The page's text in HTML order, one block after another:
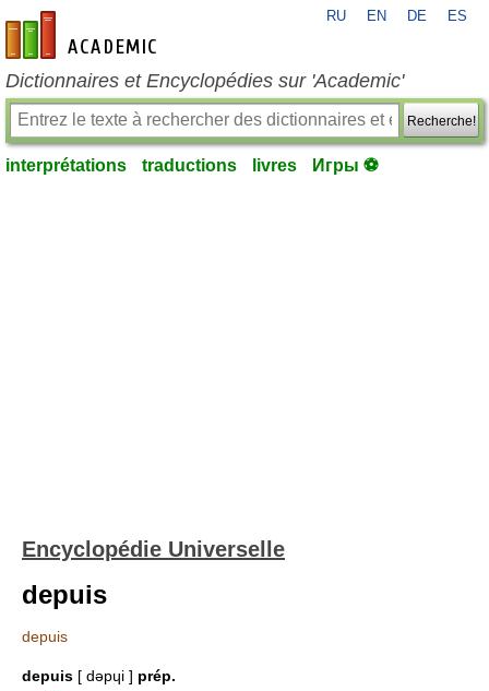
fr-academic.com
RU EN DE ES
Dictionnaires et Encyclopédies sur 'Academic'
Recherche!
interprétations traductions livres Игры ⚽
Encyclopédie Universelle
depuis
depuis
depuis [ dəpɥi ] prép.